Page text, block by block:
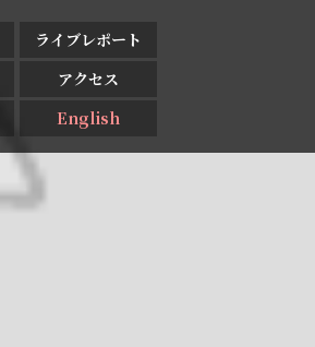
ライブレポート
アクセス
English